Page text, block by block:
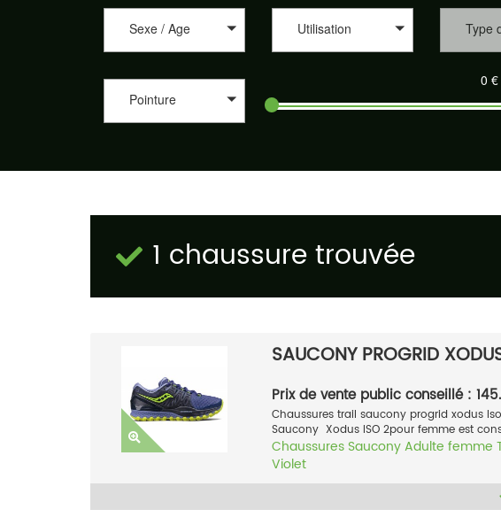
Sexe / Age Utilisation
Pointure
1 chaussure trouvée
SAUCONY PROGRID
Prix de vente public conseillé :
Chaussures trail saucony progrid xodus
Saucony Xodus ISO 2pour femme est
Chaussures SauconyAdulte femme
Violet